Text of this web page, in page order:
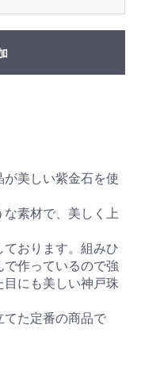
美しい紫金石を使
素材で、美しく上
おります。組みひ
で作っているので強
にも美しい神戸珠
てた定番の商品で